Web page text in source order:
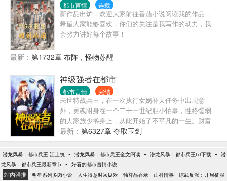
都市言情 连载
新作品出炉，欢迎大家前往番茄小说阅读我的作品，
希望大家能够喜欢，你们的关注是我写作的动力，我
会努力讲好每个故事！
最新： 第1732章 布阵，怪物苏醒
神级强者在都市
都市言情 完结
未世特战兵王，在一次执行女娲补天任务中出现意
外，灵魂附身在一个二十一世纪胆小怕事，性格懦弱
的大家族少爷身上，从此开始了不平凡的一生。财富
手中握，美人怀里揉，敌人脚下踩。
最新： 第6327章 夺取玉剑
潜龙风暴：都市兵王 江上筑 - 潜龙风暴：都市兵王全文阅读 - 潜龙风暴：都市兵王txt下载 - 潜
龙风暴：都市兵王最新章节 - 好看的都市言情小说
站内强推 明星系列多肉小说 人生得意时须纵欢 独尊品香录 山村情事
综武反派：开局征服